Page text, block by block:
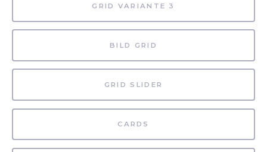
GRID VARIANTE 3
BILD GRID
GRID SLIDER
CARDS